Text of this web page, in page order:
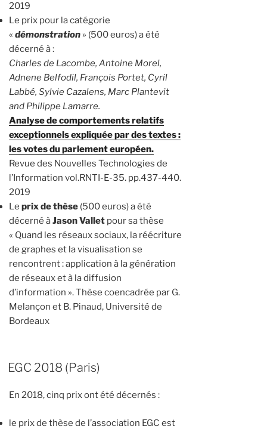
2019
Le prix pour la catégorie
« démonstration » (500 euros) a été
décerné à :
Charles de Lacombe, Antoine Morel,
Adnene Belfodil, François Portet, Cyril
Labbé, Sylvie Cazalens, Marc Plantevit
and Philippe Lamarre.
Analyse de comportements relatifs
exceptionnels expliquée par des textes :
les votes du parlement européen.
Revue des Nouvelles Technologies de
l’Information vol.RNTI-E-35. pp.437-440.
2019
Le prix de thèse (500 euros) a été
décerné àJason Vallet pour sa thèse
« Quand les réseaux sociaux, la réécriture
de graphes et la visualisation se
rencontrent : application à la génération
de réseaux et à la diffusion
d’information ». Thèse coencadrée par G.
Melançon et B. Pinaud, Université de
Bordeaux
EGC 2018 (Paris)
En 2018, cinq prix ont été décernés :
le prix de thèse de l’association EGC est